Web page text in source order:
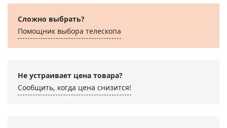
Сложно выбрать?
Помощник выбора телескопа
Не устраивает цена товара?
Сообщить, когда цена снизится!